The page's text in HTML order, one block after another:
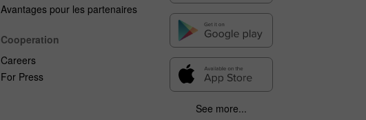
Avantages pour les partenaires
Cooperation
Careers
For Press
See more...